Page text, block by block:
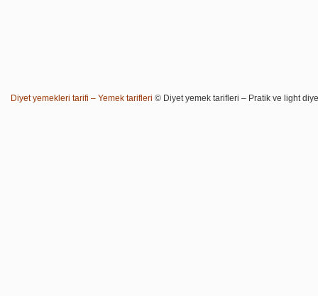
Diyet yemekleri tarifi – Yemek tarifleri © Diyet yemek tarifleri – Pratik ve light